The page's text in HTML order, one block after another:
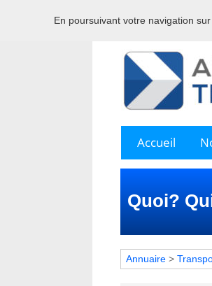
Accueil
Quoi?
Annuaire >
En poursuivant votre navigation